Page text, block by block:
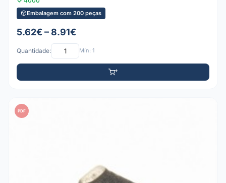
Embalagem com 200 peças
5.62€ – 8.91€
Quantidade: Mín: 1
PDF